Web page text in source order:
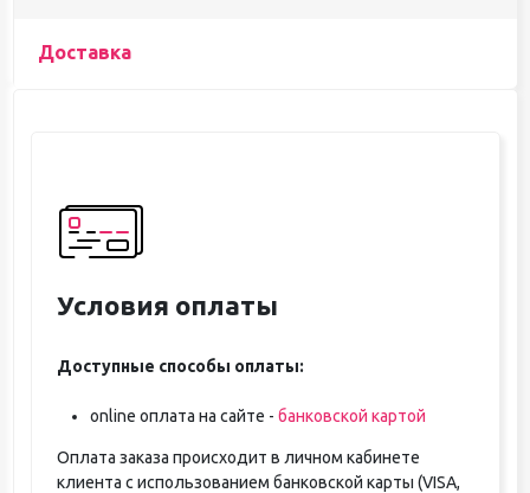
Доставка
Условия оплаты
Доступные способы оплаты:
online оплата на сайте - банковской картой
Оплата заказа происходит в личном кабинете
клиента с использованием банковской карты (VISA,